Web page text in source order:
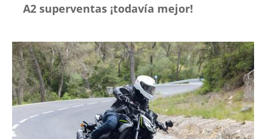
A2 superventas ¡todavía mejor!